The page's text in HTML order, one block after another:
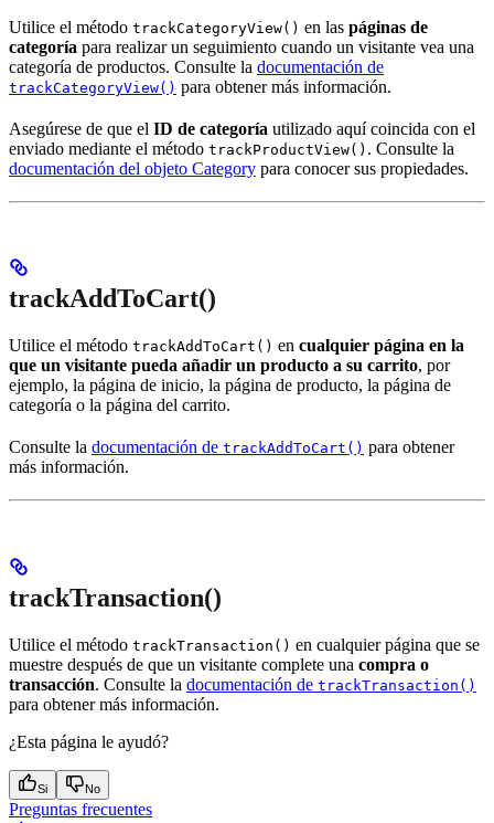
Utilice el método trackCategoryView() en las páginas de
categoría para realizar un seguimiento cuando un visitante vea una
categoría de productos. Consulte la documentación de
trackCategoryView() para obtener más información.
Asegúrese de que el ID de categoría utilizado aquí coincida con el
enviado mediante el método trackProductView() . Consulte la
documentación del objeto Category para conocer sus propiedades.
trackAddToCart()
Utilice el método trackAddToCart() en cualquier página en la
que un visitante pueda añadir un producto a su carrito, por
ejemplo, la página de inicio, la página de producto, la página de
categoría o la página del carrito.
Consulte la documentación de trackAddToCart() para obtener
más información.
trackTransaction()
Utilice el método trackTransaction() en cualquier página que se
muestre después de que un visitante complete una compra o
transacción. Consulte la documentación de trackTransaction()
para obtener más información.
¿Esta página le ayudó?
Si No
Preguntas frecuentes